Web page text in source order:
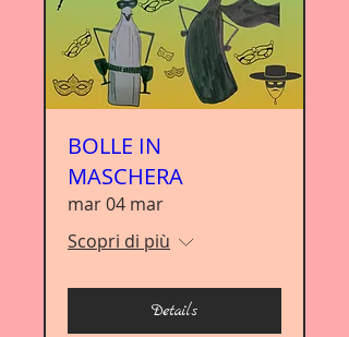
BOLLE IN
MASCHERA
mar 04 mar
Scopri di più
Details